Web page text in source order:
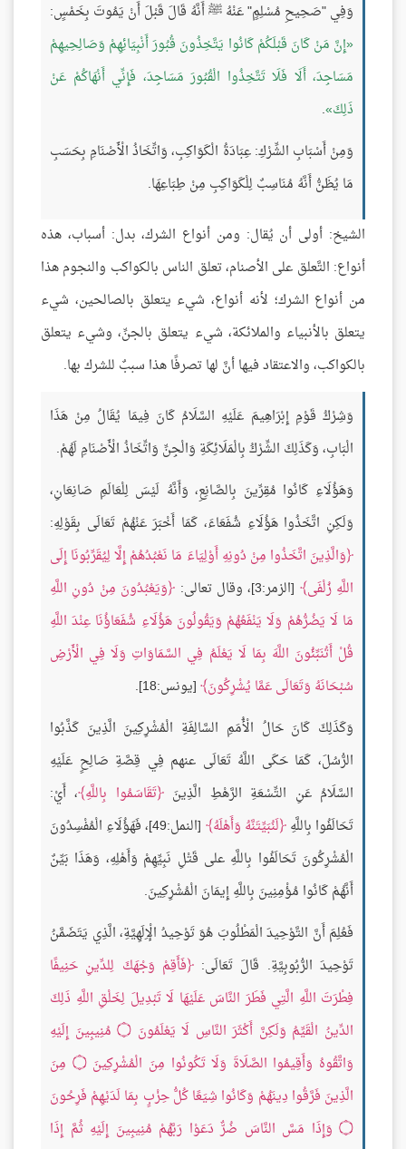
وَفِي "صَحِيحِ مُسْلِمٍ" عَنْهُ ﷺ أَنَّهُ قَالَ قَبْلَ أَنْ يَمُوتَ بِخَمْسٍ:
إِنَّ مَنْ كَانَ قَبْلَكُمْ كَانُوا يَتَّخِذُونَ قُبُورَ أَنْبِيَائِهِمْ وَصَالِحِيهِمْ
مَسَاجِدَ، أَلَا فَلَا تَتَّخِذُوا الْقُبُورَ مَسَاجِدَ، فَإِنِّي أَنْهَاكُمْ عَنْ
ذَلِكَ .
وَمِنْ أَسْبَابِ الشِّرْكِ: عِبَادَةُ الْكَوَاكِبِ، وَاتِّخَاذُ الْأَصْنَامِ بِحَسَبِ
مَا يُظَنُّ أَنَّهُ مُنَاسِبٌ لِلْكَوَاكِبِ مِنْ طِبَاعِهَا.
الشيخ: أولى أن يُقال: ومن أنواع الشرك، بدل: أسباب، هذه
أنواع: التَّعلق على الأصنام، تعلق الناس بالكواكب والنجوم هذا
من أنواع الشرك؛ لأنه أنواع، شيء يتعلق بالصالحين، شيء
يتعلق بالأنبياء والملائكة، شيء يتعلق بالجنِّ، وشيء يتعلق
بالكواكب، والاعتقاد فيها أنَّ لها تصرفًا هذا سببٌ للشرك بها.
وَشِرْكُ قَوْمِ إِبْرَاهِيمَ عَلَيْهِ السَّلَامُ كَانَ فِيمَا يُقَالُ مِنْ هَذَا
الْبَابِ، وَكَذَلِكَ الشِّرْكُ بِالْمَلَائِكَةِ وَالْجِنِّ وَاتِّخَاذُ الْأَصْنَامِ لَهُمْ.
وَهَؤُلَاءِ كَانُوا مُقِرِّينَ بِالصَّانِعِ، وَأَنَّهُ لَيْسَ لِلْعَالَمِ صَانِعَانِ،
وَلَكِنِ اتَّخَذُوا هَؤُلَاءِ شُفَعَاءَ، كَمَا أَخْبَرَ عَنْهُمْ تَعَالَى بِقَوْلِهِ:
وَالَّذِينَ اتَّخَذُوا مِنْ دُونِهِ أَوْلِيَاءَ مَا نَعْبُدُهُمْ إِلَّا لِيُقَرِّبُونَا إِلَى
اللَّهِ زُلْفَى [الزمر:3]، وقال تعالى:
وَيَعْبُدُونَ مِنْ دُونِ اللَّهِ
مَا لَا يَضُرُّهُمْ وَلَا يَنْفَعُهُمْ وَيَقُولُونَ هَؤُلَاءِ شُفَعَاؤُنَا عِنْدَ اللَّهِ
قُلْ أَتُنَبِّئُونَ اللَّهَ بِمَا لَا يَعْلَمُ فِي السَّمَاوَاتِ وَلَا فِي الْأَرْضِ
سُبْحَانَهُ وَتَعَالَى عَمَّا يُشْرِكُونَ [يونس:18].
وَكَذَلِكَ كَانَ حَالُ الْأُمَمِ السَّالِفَةِ الْمُشْرِكِينَ الَّذِينَ كَذَّبُوا
الرُّسُلَ، كَمَا حَكَى اللَّهُ تَعَالَى عنهم فِي قِصَّةِ صَالِحٍ عَلَيْهِ
السَّلَامُ عَنِ التِّسْعَةِ الرَّهْطِ الَّذِينَ تَقَاسَمُوا بِاللَّهِ ، أَيْ:
تَحَالَفُوا بِاللَّهِ لَنُبَيِّتَنَّهُ وَأَهْلَهُ
[النمل:49]، فَهَؤُلَاءِ الْمُفْسِدُونَ
الْمُشْرِكُونَ تَحَالَفُوا بِاللَّهِ على قَتْلِ نَبِيِّهِمْ وَأَهْلِهِ، وَهَذَا بَيِّنٌ
أَنَّهُمْ كَانُوا مُؤْمِنِينَ بِاللَّهِ إِيمَانَ الْمُشْرِكِينَ.
فَعُلِمَ أَنَّ التَّوْحِيدَ الْمَطْلُوبَ هُوَ تَوْحِيدُ الْإِلَهِيَّةِ، الَّذِي يَتَضَمَّنُ
تَوْحِيدَ الرُّبُوبِيَّةِ. قَالَ تَعَالَى: فَأَقِمْ وَجْهَكَ لِلدِّينِ حَنِيفًا
فِطْرَتَ اللَّهِ الَّتِي فَطَرَ النَّاسَ عَلَيْهَا لَا تَبْدِيلَ لِخَلْقِ اللَّهِ ذَلِكَ
الدِّينُ الْقَيِّمُ وَلَكِنَّ أَكْثَرَ النَّاسِ لَا يَعْلَمُونَ
مُنِيبِينَ إِلَيْهِ
وَاتَّقُوهُ وَأَقِيمُوا الصَّلَاةَ وَلَا تَكُونُوا مِنَ الْمُشْرِكِينَ ۝
مِنَ
الَّذِينَ فَرَّقُوا دِينَهُمْ وَكَانُوا شِيَعًا كُلُّ حِزْبٍ بِمَا لَدَيْهِمْ فَرِحُونَ
۝ وَإِذَا مَسَّ النَّاسَ ضُرٌّ دَعَوْا رَبَّهُمْ مُنِيبِينَ إِلَيْهِ ثُمَّ إِذَا